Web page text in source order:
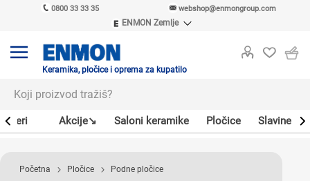
0800 33 33 35 webshop@enmongroup.com
ENMON Zemlje
ENMON MKD
Keramika, pločice i oprema za kupatilo
Akcije↘ Saloni keramike Pločice Slavine
Početna Pločice Podne pločice